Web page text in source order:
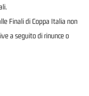
Finali di Coppa Italia non
a seguito di rinunce o